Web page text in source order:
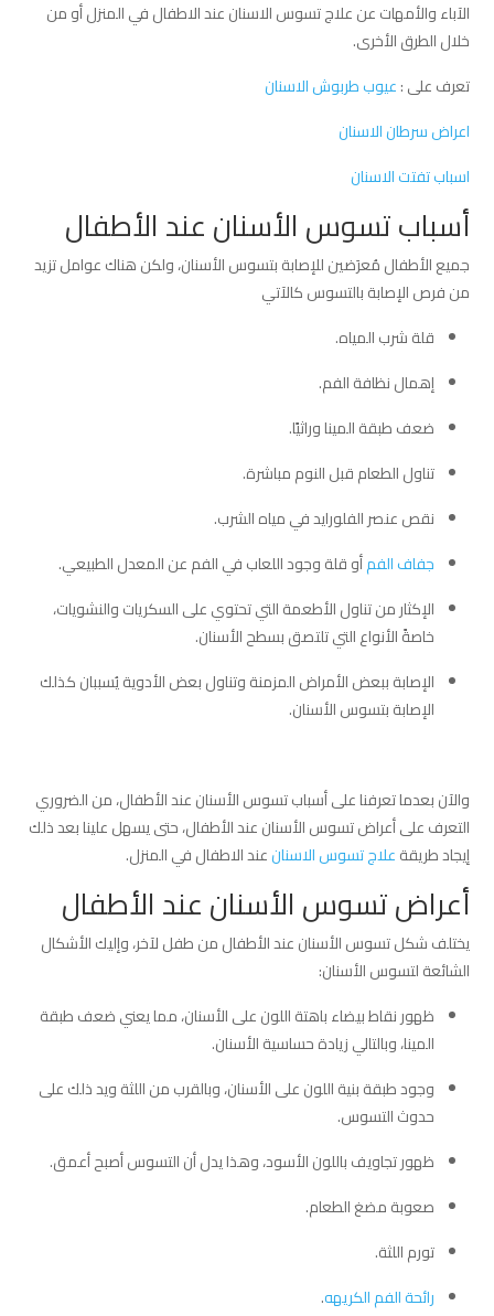
الآباء والأمهات عن علاج تسوس الاسنان عند الاطفال في المنزل أو من
خلال الطرق الأخرى.
تعرف على :عيوب طربوش الاسنان
اعراض سرطان الاسنان
اسباب تفتت الاسنان
أسباب تسوس الأسنان عند الأطفال
جميع الأطفال مُعرَضين للإصابة بتسوس الأسنان، ولكن هناك عوامل تزيد
من فرص الإصابة بالتسوس كالآتي
قلة شرب المياه.
إهمال نظافة الفم.
ضعف طبقة المينا وراثيًا.
تناول الطعام قبل النوم مباشرة.
نقص عنصر الفلورايد في مياه الشرب.
جفاف الفمأو قلة وجود اللعاب في الفم عن المعدل الطبيعي.
الإكثار من تناول الأطعمة التي تحتوي على السكريات والنشويات،
خاصةً الأنواع التي تلتصق بسطح الأسنان.
الإصابة ببعض الأمراض المزمنة وتناول بعض الأدوية يُسببان كذلك
الإصابة بتسوس الأسنان.
والآن بعدما تعرفنا على أسباب تسوس الأسنان عند الأطفال، من الضروري
التعرف على أعراض تسوس الأسنان عند الأطفال، حتى يسهل علينا بعد ذلك
إيجاد طريقةعلاج تسوس الاسنانعند الاطفال في المنزل.
أعراض تسوس الأسنان عند الأطفال
يختلف شكل تسوس الأسنان عند الأطفال من طفل لآخر، وإليك الأشكال
الشائعة لتسوس الأسنان:
ظهور نقاط بيضاء باهتة اللون على الأسنان، مما يعني ضعف طبقة
المينا، وبالتالي زيادة حساسية الأسنان.
وجود طبقة بنية اللون على الأسنان، وبالقرب من اللثة ويد ذلك على
حدوث التسوس.
ظهور تجاويف باللون الأسود، وهذا يدل أن التسوس أصبح أعمق.
صعوبة مضغ الطعام.
تورم اللثة.
رائحة الفم الكريهه.